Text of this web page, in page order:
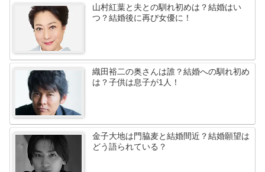
山村紅葉と夫との馴れ初めは？結婚はい
つ？結婚後に再び女優に！
織田裕二の奥さんは誰？結婚への馴れ初め
は？子供は息子が1人！
金子大地は門脇麦と結婚間近？結婚願望は
どう語られている？